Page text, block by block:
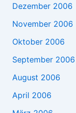
Dezember 2006
November 2006
Oktober 2006
September 2006
August 2006
April 2006